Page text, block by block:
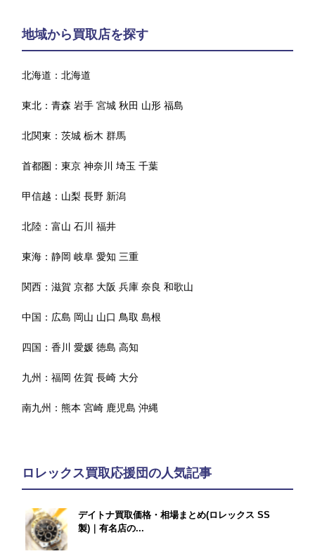
地域から買取店を探す
北海道：北海道
東北：青森 岩手 宮城 秋田 山形 福島
北関東：茨城 栃木 群馬
首都圏：東京 神奈川 埼玉 千葉
甲信越： 山梨 長野 新潟
北陸：富山 石川 福井
東海：静岡 岐阜 愛知 三重
関西：滋賀 京都 大阪 兵庫 奈良 和歌山
中国： 広島 岡山 山口 鳥取 島根
四国：香川 愛媛 徳島 高知
九州：福岡 佐賀 長崎 大分
南九州：熊本 宮崎 鹿児島 沖縄
ロレックス買取応援団の人気記事
デイトナ買取価格・相場まとめ(ロレックス SS
製)｜有名店の...